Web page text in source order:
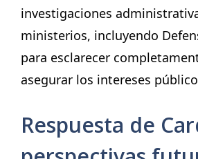
investigaciones
ministerios, incluyendo
para esclarecer
asegurar los intereses
Respuesta de